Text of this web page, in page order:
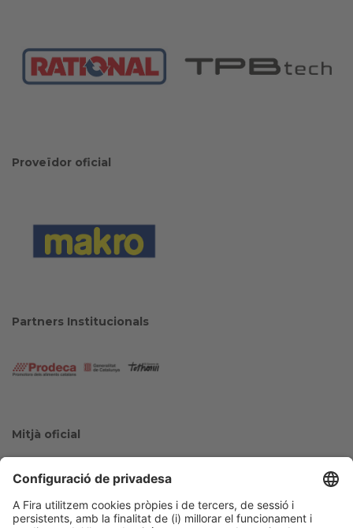
Proveïdor oficial
Partners Institucionals
Mitjà oficial